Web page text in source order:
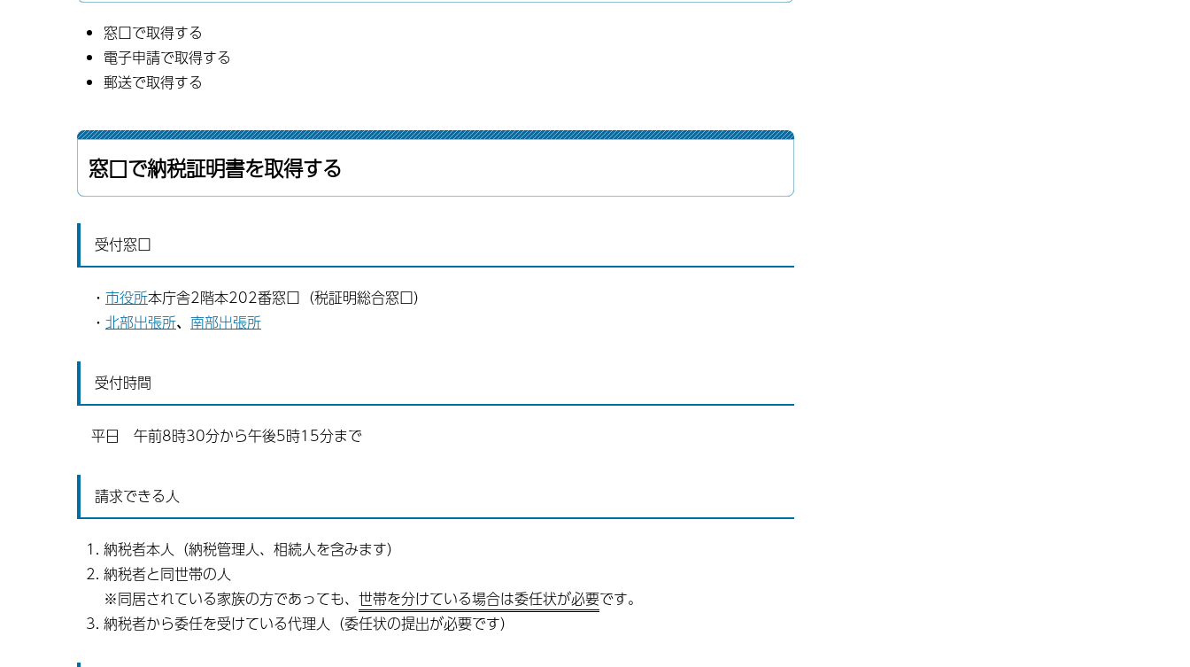
窓口で取得する
電子申請で取得する
郵送で取得する
窓口で納税証明書を取得する
受付窓口
・ 市役所本庁舎2階本202番窓口（税証明総合窓口）
・ 北部出張所、 南部出張所
受付時間
平日 午前8時30分から午後5時15分まで
請求できる人
納税者本人（納税管理人、相続人を含みます）
納税者と同世帯の人
※同居されている家族の方であっても、 世帯を分けている場合は委任状が必要です。
納税者から委任を受けている代理人（委任状の提出が必要です）